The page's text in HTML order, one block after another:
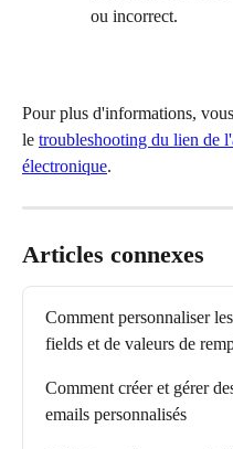
ou incorrect.
Pour plus d'informations,
le troubleshooting du lien de
électronique.
Articles connexes
Comment personnaliser
fields et de valeurs de
Comment créer et gérer
emails personnalisés